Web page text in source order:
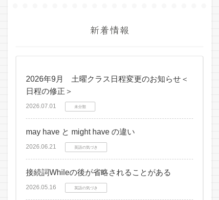
新着情報
2026年9月 土曜クラス日程変更のお知らせ＜
日程の修正＞
2026.07.01 未分類
may have と might have の違い
2026.06.21 英語の気づき
接続詞Whileの後が省略されることがある
2026.05.16 英語の気づき